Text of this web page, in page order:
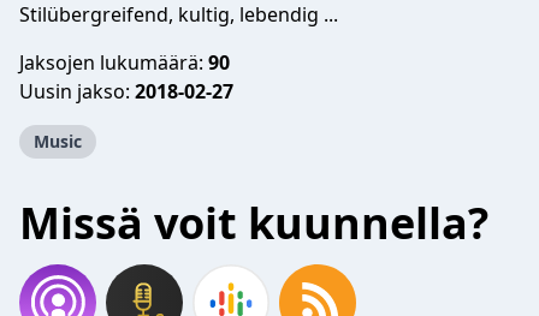
Stilübergreifend, kultig, lebendig ...
Jaksojen lukumäärä: 90
Uusin jakso: 2018-02-27
Music
Missä voit kuunnella?